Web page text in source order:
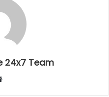
24x7 Team
Website